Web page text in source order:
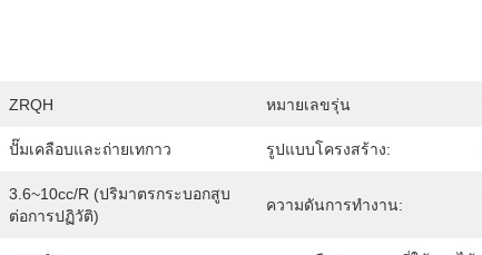
ZRQH หมายเลขรุ่น
ปั๊มเคลือบและถ่ายเทกาว รูปแบบโครงสร้าง:
3.6~10cc/R (ปริมาตรกระบอกสูบ
ต่อการปฏิวัติ)
ความดันการทำงาน: